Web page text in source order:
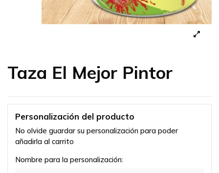
Taza El Mejor Pintor
Personalización del producto
No olvide guardar su personalización para poder
añadirla al carrito
Nombre para la personalización: